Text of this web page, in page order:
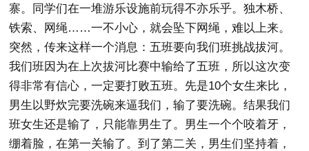
寨。同学们在一堆游乐设施前玩得不亦乐乎。独木桥、
铁索、网绳……一不小心，就会坠下网绳，难以上来。
突然，传来这样一个消息：五班要向我们班挑战拔河。
我们班因为在上次拔河比赛中输给了五班，所以这次变
得非常有信心，一定要打败五班。先是10个女生来比，
男生以野炊完要洗碗来逼我们，输了要洗碗。结果我们
班女生还是输了，只能靠男生了。男生一个个咬着牙，
绷着脸，在第一关输了。到了第二关，男生们坚持着，